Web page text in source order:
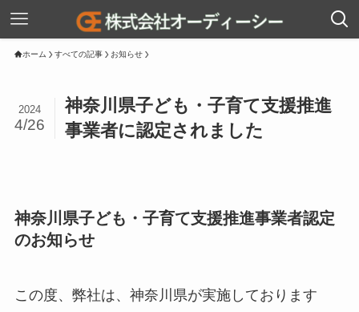
ホーム すべての記事 お知らせ
神奈川県子ども・子育て支援推進
事業者に認定されました
2024
4/26
神奈川県子ども・子育て支援推進事業者認定
のお知らせ
この度、弊社は、神奈川県が実施しております